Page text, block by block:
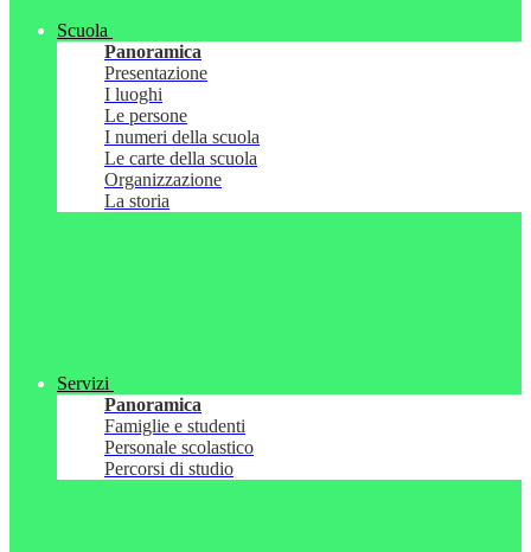
Scuola
Panoramica
Presentazione
I luoghi
Le persone
I numeri della scuola
Le carte della scuola
Organizzazione
La storia
Servizi
Panoramica
Famiglie e studenti
Personale scolastico
Percorsi di studio